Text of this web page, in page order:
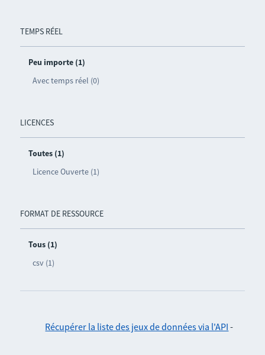
TEMPS RÉEL
Peu importe (1)
Avec temps réel (0)
LICENCES
Toutes (1)
Licence Ouverte (1)
FORMAT DE RESSOURCE
Tous (1)
csv (1)
Récupérer la liste des jeux de données via l'API -